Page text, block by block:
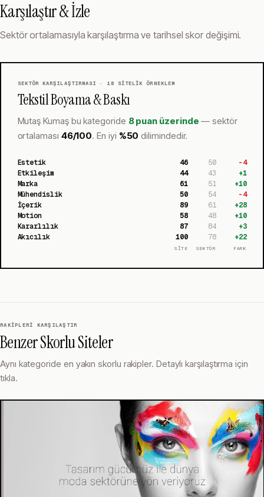
Karşılaştır & İzle
Sektör ortalamasıyla karşılaştırma ve tarihsel skor değişimi.
SEKTÖR KARŞILAŞTIRMASI · 18 SITELIK ÖRNEKLEM
Tekstil Boyama & Baskı
Mutaş Kumaşbu kategoride 8 puan üzerinde — sektör
ortalaması 46/100. En iyi %50 dilimindedir.
Estetik 46 50
-4
Etkileşim
44 43 +1
Marka
61 51 +10
Mühendislik
50 54
-4
İçerik
89 61 +28
Motion
58 48 +10
Kararlılık
87 84 +3
Akıcılık
100 78 +22
SİTE SEKTÖR FARK
RAKIPLERI KARŞILAŞTIR
Benzer Skorlu Siteler
Aynı kategoride en yakın skorlu rakipler. Detaylı karşılaştırma için
tıkla.